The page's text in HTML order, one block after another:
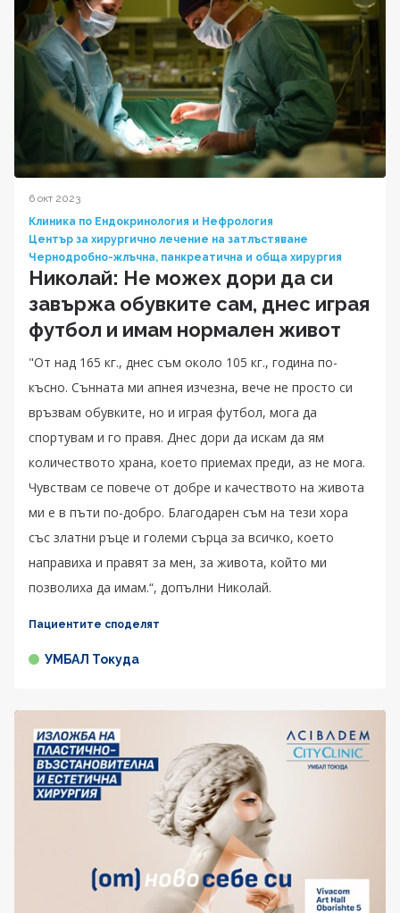
6 окт 2023
Клиника по Ендокринология и Нефрология
Център за хирургично лечение на затлъстяване
Чернодробно-жлъчна, панкреатична и обща хирургия
Николай: Не можех дори да си
завържа обувките сам, днес играя
футбол и имам нормален живот
"От над 165 кг., днес съм около 105 кг., година по-
късно. Сънната ми апнея изчезна, вече не просто си
връзвам обувките, но и играя футбол, мога да
спортувам и го правя. Днес дори да искам да ям
количеството храна, което приемах преди, аз не мога.
Чувствам се повече от добре и качеството на живота
ми е в пъти по-добро. Благодарен съм на тези хора
със златни ръце и големи сърца за всичко, което
направиха и правят за мен, за живота, който ми
позволиха да имам.“, допълни Николай.
Пациентите споделят
УМБАЛ Токуда